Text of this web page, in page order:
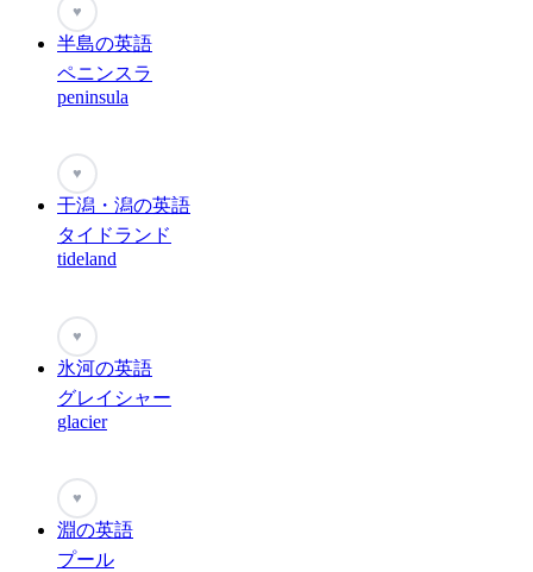
♥
半島の英語
ペニンスラ
peninsula
♥
干潟・潟の英語
タイドランド
tideland
♥
氷河の英語
グレイシャー
glacier
♥
淵の英語
プール